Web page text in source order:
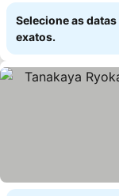
Selecione as
exatos.